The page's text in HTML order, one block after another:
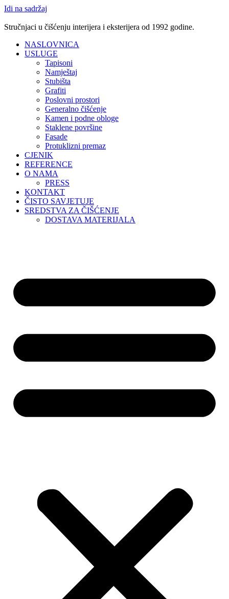
Idi na sadržaj
Stručnjaci u čišćenju interijera i eksterijera od 1992 godine.
NASLOVNICA
USLUGE
Tapisoni
Namještaj
Stubišta
Grafiti
Poslovni prostori
Generalno čišćenje
Kamen i podne obloge
Staklene površine
Fasade
Protuklizni premaz
CJENIK
REFERENCE
O NAMA
PRESS
KONTAKT
ČISTO SAVJETUJE
SREDSTVA ZA ČIŠĆENJE
DOSTAVA MATERIJALA